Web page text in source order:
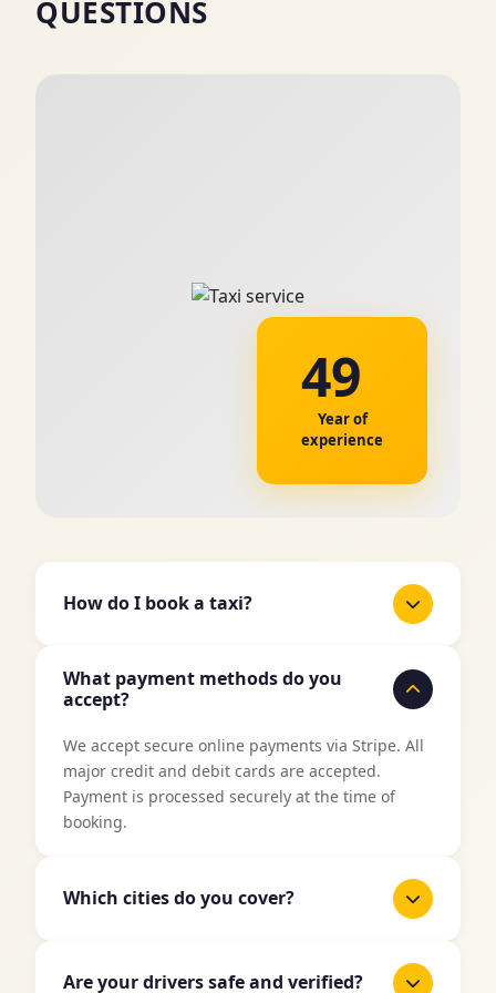
QUESTIONS
49
Year of
experience
How do I book a taxi?
booking form above, enter your pickup location
and destination, select date and time, and then
choose your preferred vehicle type. You'll get an
instant price quote before confirming your
booking.
What payment methods do you
accept?
We accept secure online payments via Stripe. All
major credit and debit cards are accepted.
Payment is processed securely at the time of
booking.
Which cities do you cover?
including Stockholm, Gothenburg, Malmö,
Are your drivers safe and verified?